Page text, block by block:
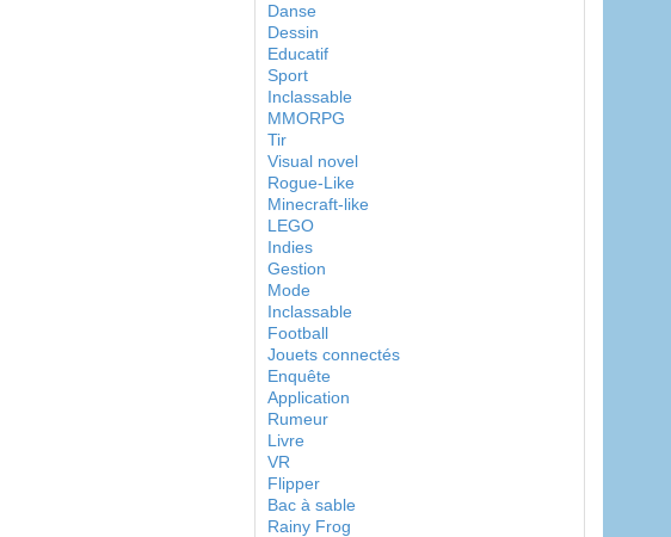
Danse
Dessin
Educatif
Sport
Inclassable
MMORPG
Tir
Visual novel
Rogue-Like
Minecraft-like
LEGO
Indies
Gestion
Mode
Inclassable
Football
Jouets connectés
Enquête
Application
Rumeur
Livre
VR
Flipper
Bac à sable
Rainy Frog